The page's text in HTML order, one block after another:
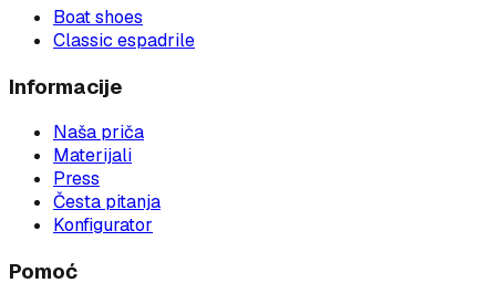
Boat shoes
Classic espadrile
Informacije
Naša priča
Materijali
Press
Česta pitanja
Konfigurator
Pomoć